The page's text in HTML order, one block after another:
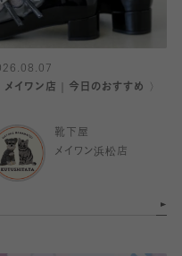
メイワン店｜今日のおすすめ 〉
靴下屋
メイワン浜松店